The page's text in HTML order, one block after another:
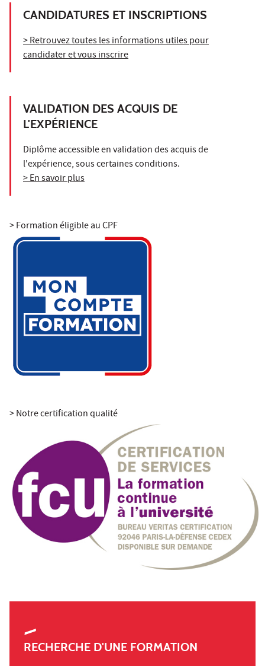
CANDIDATURES ET INSCRIPTIONS
> Retrouvez toutes les informations utiles pour
candidater et vous inscrire
VALIDATION DES ACQUIS DE
L'EXPÉRIENCE
Diplôme accessible en validation des acquis de
l'expérience, sous certaines conditions.
> En savoir plus
> Formation éligible au CPF
> Notre certification qualité
RECHERCHE D'UNE FORMATION